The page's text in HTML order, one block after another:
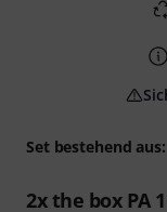
Set bestehend aus:
2x the box PA